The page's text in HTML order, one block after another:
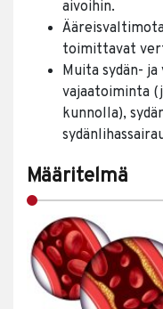
aivoihin.
toimittavat
Muita sydän-
vajaatoiminta
kunnolla),
Määritelmä